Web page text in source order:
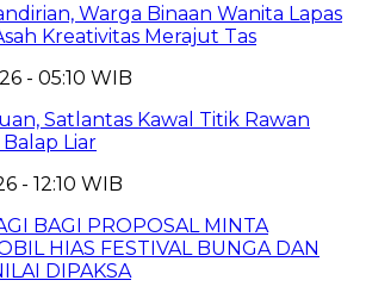
Warga Binaan Wanita Lapas
Kreativitas Merajut Tas
- 05:10 WIB
Satlantas Kawal Titik Rawan
Liar
- 12:10 WIB
BAGI PROPOSAL MINTA
HIAS FESTIVAL BUNGA DAN
DIPAKSA